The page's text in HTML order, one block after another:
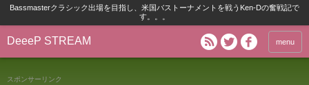
Bassmasterクラシック出場を目指し、米国バストーナメントを戦うKen-Dの奮戦記で
す。。。
DeeeP STREAM menu
スポンサーリンク